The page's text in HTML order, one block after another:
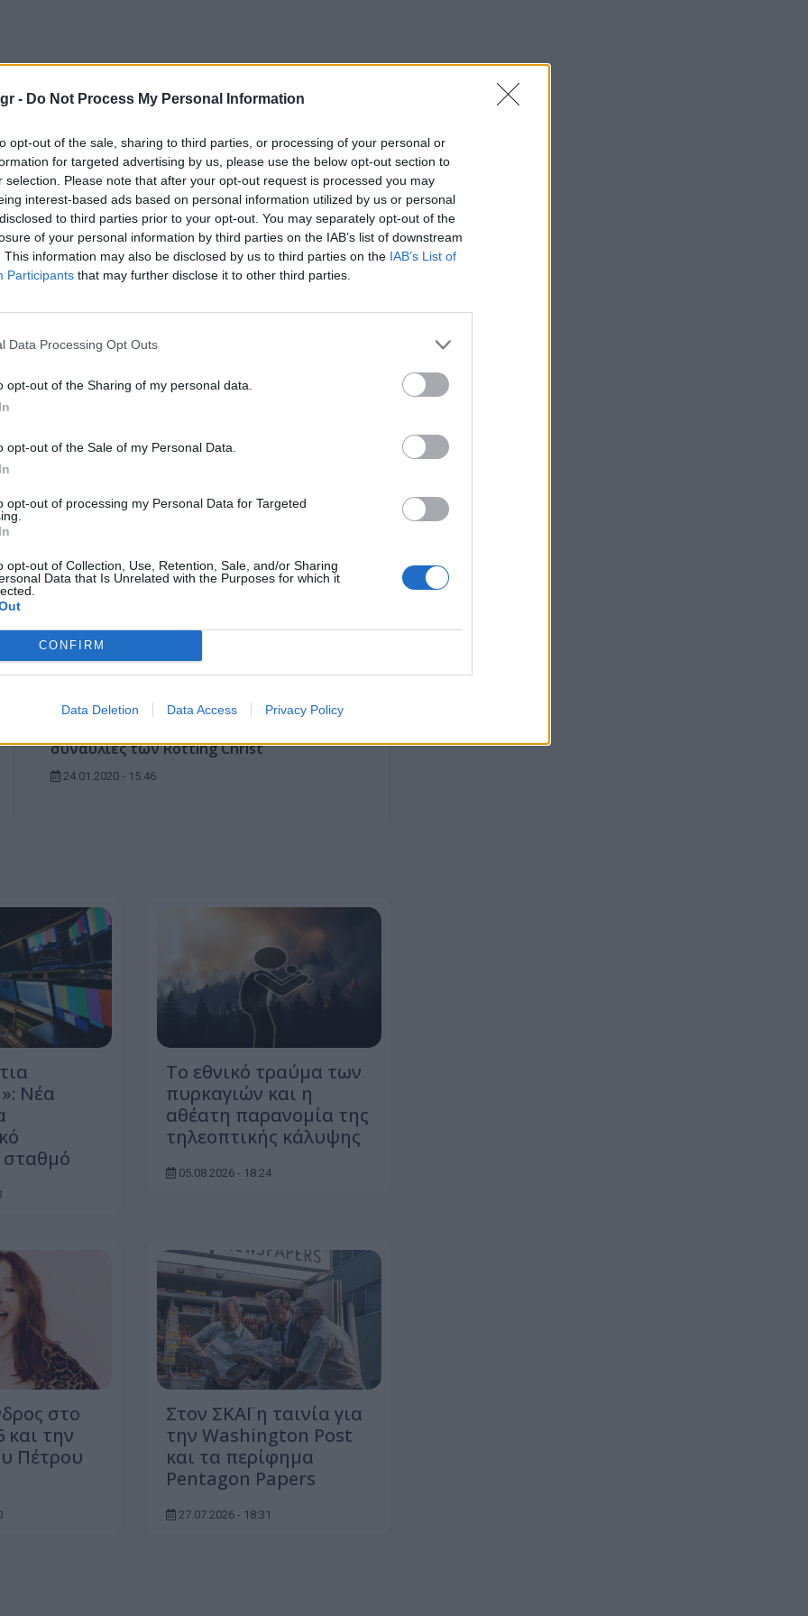
- Do Not Process My Personal Information
opt-out of the sale, sharing to third parties, or processing of your personal or
for targeted advertising by us, please use the below opt-out section to
selection. Please note that after your opt-out request is processed you may
interest-based ads based on personal information utilized by us or personal
to third parties prior to your opt-out. You may separately opt-out of the
of your personal information by third parties on the IAB’s list of downstream
This information may also be disclosed by us to third parties on the IAB’s List of
Participants that may further disclose it to other third parties.
Data Processing Opt Outs
opt-out of the Sharing of my personal data.
opt-out of the Sale of my Personal Data.
opt-out of processing my Personal Data for Targeted
opt-out of Collection, Use, Retention, Sale, and/or Sharing
Data that Is Unrelated with the Purposes for which it
CONFIRM
Data Deletion Data Access Privacy Policy
και το Open με ενημέρωση
το 60% σε τηλεθέαση
η ΕΡΤ2 Σπορ με το τένις
ΕΡΤ1
κορυφή την ΕΡΤ1
ΕΠΌΜΕΝΟ ΆΡΘΡΟ
συναυλίες των Rotting Christ
24.01.2020 - 15:46
Νέα
σταθμό
Το εθνικό τραύμα των
πυρκαγιών και η
αθέατη παρανομία της
τηλεοπτικής κάλυψης
05.08.2026 - 18:24
στο
και την
Πέτρου
Στον ΣΚΑΪ η ταινία για
την Washington Post
και τα περίφημα
Pentagon Papers
27.07.2026 - 18:31